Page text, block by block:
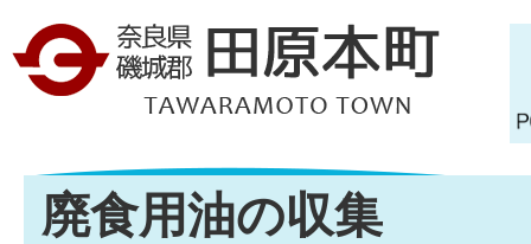
廃食用油の収集